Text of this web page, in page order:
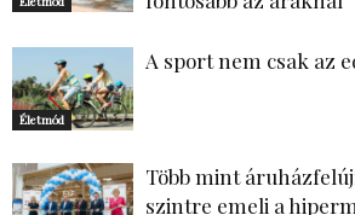
Életmód
A sport nem csak az
Több mint
szintre emeli a